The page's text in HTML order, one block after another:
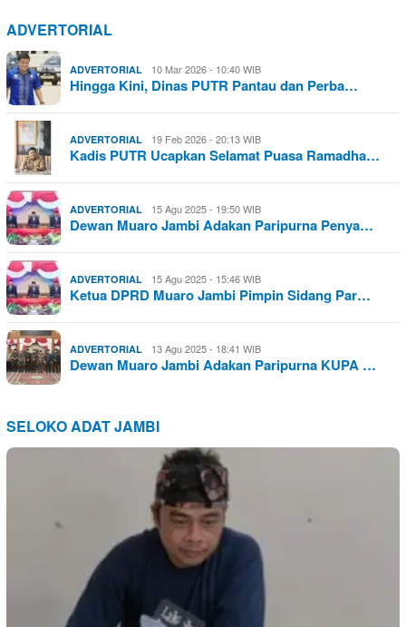
ADVERTORIAL
ADVERTORIAL 10 Mar 2026 - 10:40 WIB
Hingga Kini, Dinas PUTR Pantau dan Perba…
ADVERTORIAL 19 Feb 2026 - 20:13 WIB
Kadis PUTR Ucapkan Selamat Puasa Ramadha…
ADVERTORIAL 15 Agu 2025 - 19:50 WIB
Dewan Muaro Jambi Adakan Paripurna Penya…
ADVERTORIAL 15 Agu 2025 - 15:46 WIB
Ketua DPRD Muaro Jambi Pimpin Sidang Par…
ADVERTORIAL 13 Agu 2025 - 18:41 WIB
Dewan Muaro Jambi Adakan Paripurna KUPA …
SELOKO ADAT JAMBI